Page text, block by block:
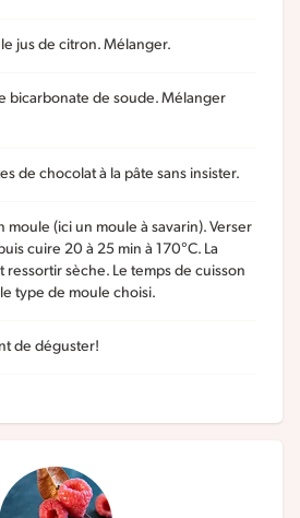
jus de citron. Mélanger.
bicarbonate de soude. Mélanger
de chocolat à la pâte sans insister.
moule (ici un moule à savarin). Verser
cuire 20 à 25 min à 170°C. La
sèche. Le temps de cuisson
type de moule choisi.
de déguster!